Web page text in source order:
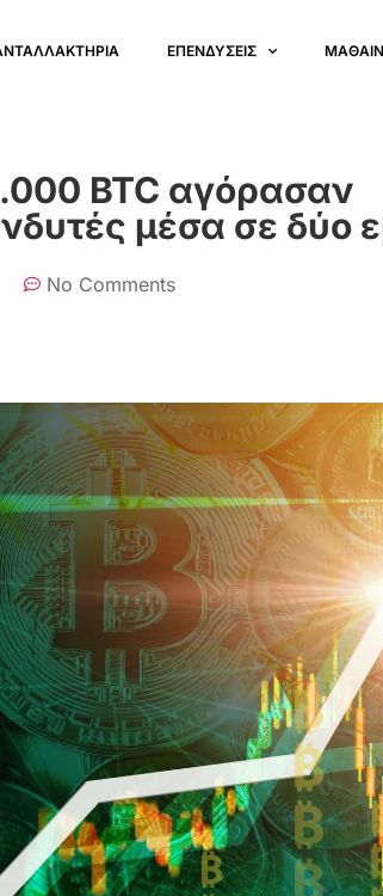
ΕΠΕΝΔΥΣΕΙΣ
BTC αγόρασαν
μέσα σε δύο
No Comments